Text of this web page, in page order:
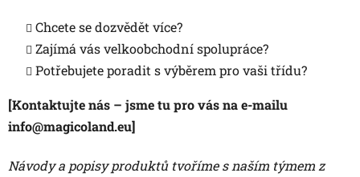
Chcete se dozvědět více?
Zajímá vás velkoobchodní spolupráce?
Potřebujete poradit s výběrem pro vaši třídu?
[Kontaktujte nás – jsme tu pro vás na e-mailu
info@magicoland.eu]
Návody a popisy produktů tvoříme s naším týmem z